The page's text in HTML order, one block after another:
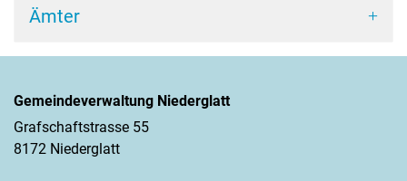
Ämter
Gemeindeverwaltung Niederglatt
Grafschaftstrasse 55
8172 Niederglatt